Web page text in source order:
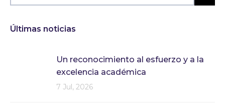
Últimas noticias
Un reconocimiento al esfuerzo y a la
excelencia académica
7 Jul, 2026